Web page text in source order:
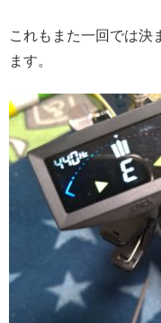
これもまた一回では決
ます。